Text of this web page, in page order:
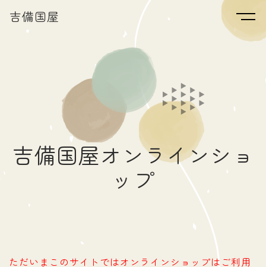
吉備国屋
吉備国屋オンラインショ
ップ
ただいまこのサイトではオンラインショップはご利用